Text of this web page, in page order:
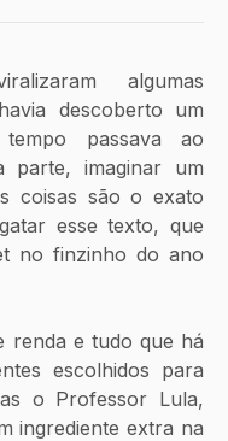
algumas
descoberto um
passava ao
parte, imaginar um
coisas são o exato
esse texto, que
no finzinho do ano
renda e tudo que há
escolhidos para
o Professor Lula,
ingrediente extra na